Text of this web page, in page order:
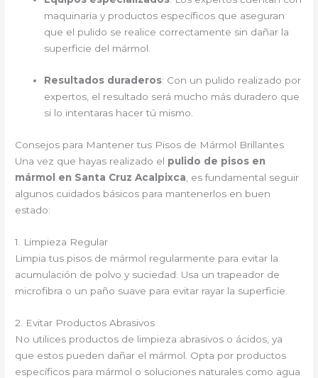
maquinaria y productos específicos que aseguran
que el pulido se realice correctamente sin dañar la
superficie del mármol.
Resultados duraderos: Con un pulido realizado por
expertos, el resultado será mucho más duradero que
si lo intentaras hacer tú mismo.
Consejos para Mantener tus Pisos de Mármol Brillantes
Una vez que hayas realizado el pulido de pisos en
mármol en Santa Cruz Acalpixca , es fundamental seguir
algunos cuidados básicos para mantenerlos en buen
estado:
1. Limpieza Regular
Limpia tus pisos de mármol regularmente para evitar la
acumulación de polvo y suciedad. Usa un trapeador de
microfibra o un paño suave para evitar rayar la superficie.
2. Evitar Productos Abrasivos
No utilices productos de limpieza abrasivos o ácidos, ya
que estos pueden dañar el mármol. Opta por productos
específicos para mármol o soluciones naturales como agua